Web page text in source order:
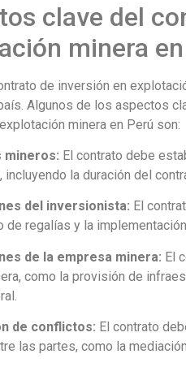
clave del
minera
de inversión en
Algunos de los aspectos
minera en Perú son:
mineros: El contrato debe
incluyendo la duración del
del inversionista: El
de regalías y la
de la empresa minera: El
como la provisión de
de conflictos: El contrato
las partes, como la